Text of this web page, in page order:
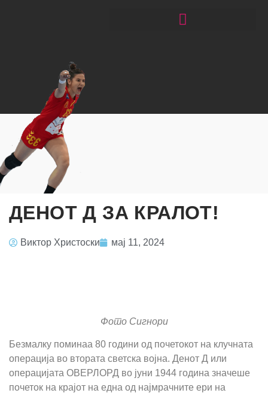
ДЕНОТ Д ЗА КРАЛОТ!
Виктор Христоски мај 11, 2024
Фото Сигнори
Безмалку поминаа 80 години од почетокот на клучната
операција во втората светска војна. Денот Д или
операцијата ОВЕРЛОРД во јуни 1944 година значеше
почеток на крајот на една од најмрачните ери на